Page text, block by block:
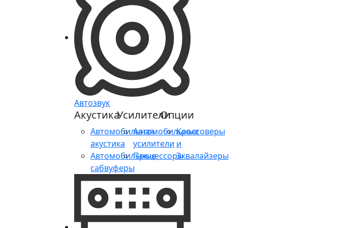
Автозвук
Акустика
Автомобильная
акустика
Автомобильные
сабвуферы
Усилители
Автомобильные
усилители
Процессоры
Опции
Кроссоверы
и
Эквалайзеры